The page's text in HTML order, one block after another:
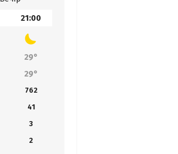
21:00
29°
29°
762
41
3
2